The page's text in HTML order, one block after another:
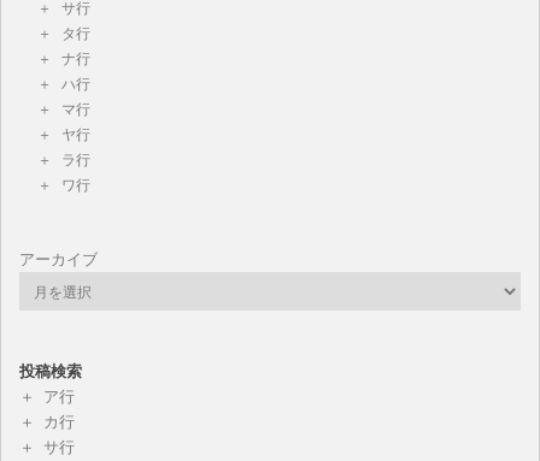
サ行
タ行
ナ行
ハ行
マ行
ヤ行
ラ行
ワ行
アーカイブ
投稿検索
ア行
カ行
サ行